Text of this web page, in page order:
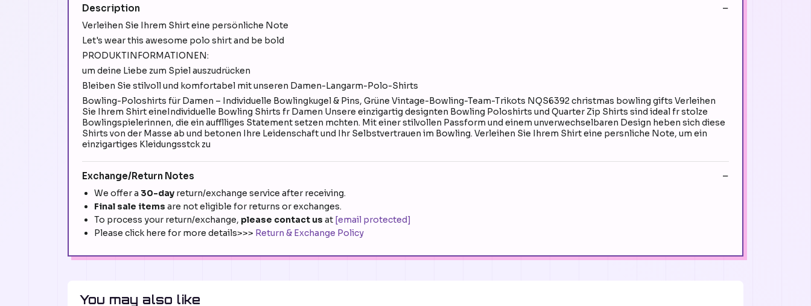
Description
Verleihen Sie Ihrem Shirt eine persönliche Note
Let's wear this awesome polo shirt and be bold
PRODUKTINFORMATIONEN:
um deine Liebe zum Spiel auszudrücken
Bleiben Sie stilvoll und komfortabel mit unseren Damen-Langarm-Polo-Shirts
Bowling-Poloshirts für Damen – Individuelle Bowlingkugel & Pins, Grüne Vintage-Bowling-Team-Trikots NQS6392 christmas bowling gifts Verleihen
Sie Ihrem Shirt eineIndividuelle Bowling Shirts fr Damen Unsere einzigartig designten Bowling Poloshirts und Quarter Zip Shirts sind ideal fr stolze
Bowlingspielerinnen, die ein aufflliges Statement setzen mchten. Mit einer stilvollen Passform und einem unverwechselbaren Design heben sich diese
Shirts von der Masse ab und betonen Ihre Leidenschaft und Ihr Selbstvertrauen im Bowling. Verleihen Sie Ihrem Shirt eine persnliche Note, um ein
einzigartiges Kleidungsstck zu
Exchange/Return Notes
We offer a 30-day return/exchange service after receiving.
Final sale items are not eligible for returns or exchanges.
To process your return/exchange, please contact us at [email protected]
Please click here for more details>>> Return & Exchange Policy
You may also like